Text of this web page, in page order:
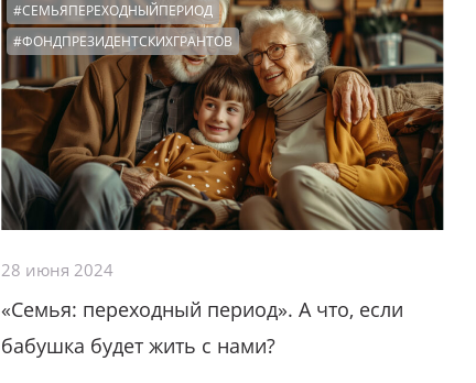
#СЕМЬЯПЕРЕХОДНЫЙПЕРИОД
#ФОНДПРЕЗИДЕНТСКИХГРАНТОВ
28 июня 2024
«Семья: переходный период». А что, если
бабушка будет жить с нами?